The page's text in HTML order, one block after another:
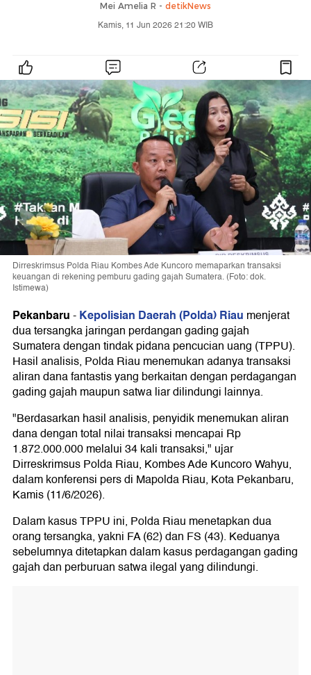
Mei Amelia R - detikNews
Kamis, 11 Jun 2026 21:20 WIB
Dirreskrimsus Polda Riau Kombes Ade Kuncoro memaparkan transaksi
keuangan di rekening pemburu gading gajah Sumatera. (Foto: dok.
Istimewa)
Pekanbaru-Kepolisian Daerah (Polda) Riau menjerat
dua tersangka jaringan perdangan gading gajah
Sumatera dengan tindak pidana pencucian uang (TPPU).
Hasil analisis, Polda Riau menemukan adanya transaksi
aliran dana fantastis yang berkaitan dengan perdagangan
gading gajah maupun satwa liar dilindungi lainnya.
"Berdasarkan hasil analisis, penyidik menemukan aliran
dana dengan total nilai transaksi mencapai Rp
1.872.000.000 melalui 34 kali transaksi," ujar
Dirreskrimsus Polda Riau, Kombes Ade Kuncoro Wahyu,
dalam konferensi pers di Mapolda Riau, Kota Pekanbaru,
Kamis (11/6/2026).
Dalam kasus TPPU ini, Polda Riau menetapkan dua
orang tersangka, yakni FA (62) dan FS (43). Keduanya
sebelumnya ditetapkan dalam kasus perdagangan gading
gajah dan perburuan satwa ilegal yang dilindungi.